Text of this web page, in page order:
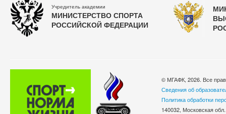
Учредитель академии
МИНИСТЕРСТВО СПОРТА
РОССИЙСКОЙ ФЕДЕРАЦИИ
© МГАФК, 2026. Все
Сведения об
Политика обработки
140032, Московская